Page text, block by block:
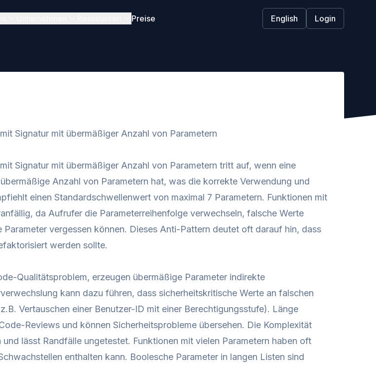
Preise English Login
Signatur mit übermäßiger Anzahl von Parametern
Signatur mit übermäßiger Anzahl von Parametern tritt auf, wenn eine
Anzahl von Parametern hat, was die korrekte Verwendung und
einen Standardschwellenwert von maximal 7 Parametern. Funktionen mit
da Aufrufer die Parameterreihenfolge verwechseln, falsche Werte
Parameter vergessen können. Dieses Anti-Pattern deutet oft darauf hin, dass
werden sollte.
Qualitätsproblem, erzeugen übermäßige Parameter indirekte
kann dazu führen, dass sicherheitskritische Werte an falschen
Vertauschen einer Benutzer-ID mit einer Berechtigungsstufe). Länge
Reviews und können Sicherheitsprobleme übersehen. Die Komplexität
lässt Randfälle ungetestet. Funktionen mit vielen Parametern haben oft
enthalten kann. Boolesche Parameter in langen Listen sind